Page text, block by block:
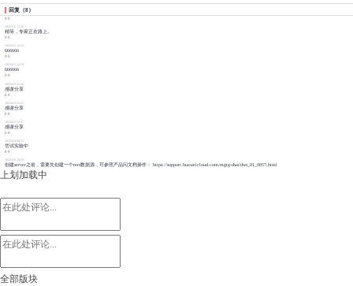
回复（8）
0 0
2022/6/2 12:20
稍等，专家正在路上。
0 0
2022/6/2 14:16
666666
0 0
2022/6/2 14:24
666666
0 0
2022/6/2 22:56
感谢分享
0 0
2022/6/3 22:25
感谢分享
0 0
2022/6/3 22:47
感谢分享
0 0
2022/6/4 00:55
尝试实验中
0 0
2022/6/6 19:29
创建server之前，需要先创建一个mrs数据源，可参照产品问文档操作： https://support.huaweicloud.com/mgtg-dws/dws_01_0057.html
上划加载中
全部版块